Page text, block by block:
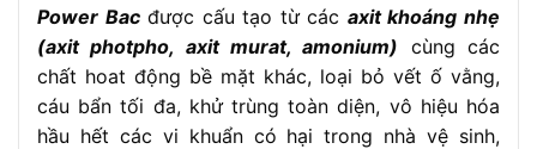
Power Bacđược cấu tạo từ các axit khoáng nhẹ
(axit photpho, axit murat, amonium) cùng các
chất hoat động bề mặt khác, loại bỏ vết ố vằng,
cáu bẩn tối đa, khử trùng toàn diện, vô hiệu hóa
hầu hết các vi khuẩn có hại trong nhà vệ sinh,